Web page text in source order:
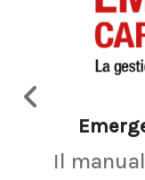
Il